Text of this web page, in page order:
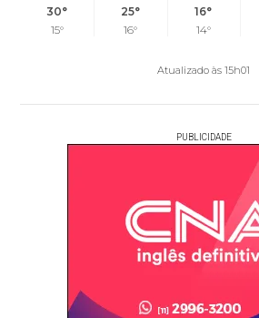
30°
15°
25°
16°
16°
14°
Atualizado às 15h01
PUBLICIDADE